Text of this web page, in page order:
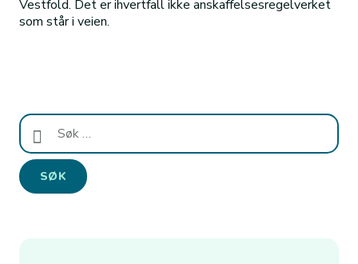
Vestfold. Det er ihvertfall ikke anskaffelsesregelverket
som står i veien.
Søk
etter: